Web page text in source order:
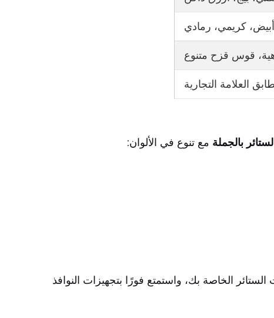
كريمي، رمادي
قوس قزح متنوع
العلامة التجارية
بالجملة مع تنوع في الألوان:
الخاصة بك، واستمتع فورًا بتجهيزات النوافذ